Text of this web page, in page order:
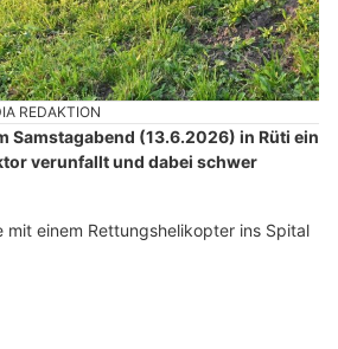
REDAKTION
Samstagabend (13.6.2026) in Rüti ein
verunfallt und dabei schwer
mit einem Rettungshelikopter ins Spital